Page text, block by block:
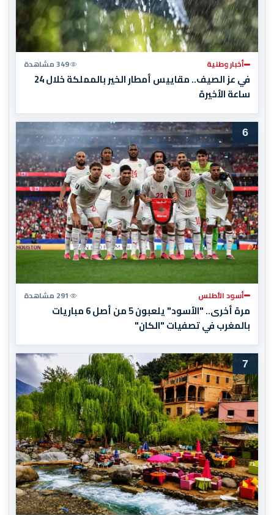
أخبار وطنية 349 مشاهدة
في عز الصيف.. مقاييس أمطار الخير بالمملكة خلال 24
ساعة الأخيرة
6
أسود الأطلس 291 مشاهدة
مرة أخرى.. "الأسود" يلعبون 5 من أصل 6 مباريات
بالمغرب في تصفيات "الكان"
7